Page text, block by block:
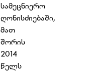
სამეცნიერო
ღონისძიებაში,
მათ
შორის
2014
წელს